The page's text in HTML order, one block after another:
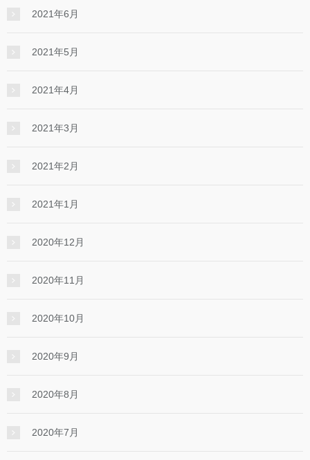
2021年6月
2021年5月
2021年4月
2021年3月
2021年2月
2021年1月
2020年12月
2020年11月
2020年10月
2020年9月
2020年8月
2020年7月